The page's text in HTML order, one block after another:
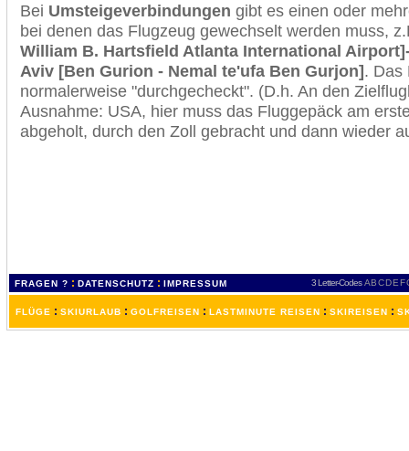
Bei Umsteigeverbindungen gibt es einen oder
bei denen das Flugzeug gewechselt werden muss,
William B. Hartsfield Atlanta International
Aviv [Ben Gurion - Nemal te'ufa Ben Gurjon]. Das
normalerweise "durchgecheckt". (D.h. An den
Ausnahme: USA, hier muss das Fluggepäck am
abgeholt, durch den Zoll gebracht und dann wieder
FRAGEN ? : DATENSCHUTZ : IMPRESSUM 3 Letter-Codes ABCDEF
FLÜGE : SKIURLAUB : GOLFREISEN : LASTMINUTE REISEN : SKIREISEN :